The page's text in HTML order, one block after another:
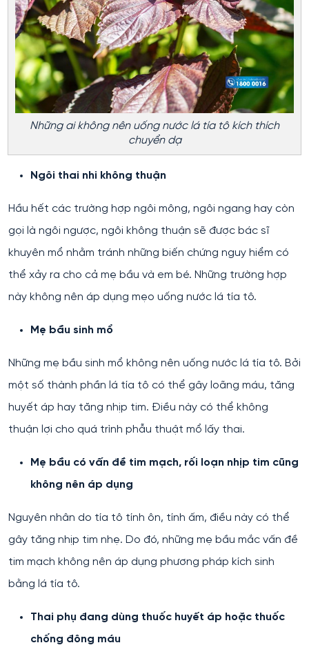
Những ai không nên uống nước lá tía tô kích thích
chuyển dạ
Ngôi thai nhi không thuận
Hầu hết các trường hợp ngôi mông, ngôi ngang hay còn
gọi là ngôi ngược, ngôi không thuận sẽ được bác sĩ
khuyên mổ nhằm tránh những biến chứng nguy hiểm có
thể xảy ra cho cả mẹ bầu và em bé. Những trường hợp
này không nên áp dụng mẹo uống nước lá tía tô.
Mẹ bầu sinh mổ
Những mẹ bầu sinh mổ không nên uống nước lá tía tô. Bởi
một số thành phần lá tía tô có thể gây loãng máu, tăng
huyết áp hay tăng nhịp tim. Điều này có thể không
thuận lợi cho quá trình phẫu thuật mổ lấy thai.
Mẹ bầu có vấn đề tim mạch, rối loạn nhịp tim cũng
không nên áp dụng
Nguyên nhân do tía tô tính ôn, tính ấm, điều này có thể
gây tăng nhịp tim nhẹ. Do đó, những mẹ bầu mắc vấn đề
tim mạch không nên áp dụng phương pháp kích sinh
bằng lá tía tô.
Thai phụ đang dùng thuốc huyết áp hoặc thuốc
chống đông máu